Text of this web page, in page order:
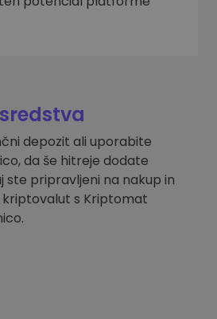
sredstva
depozit ali uporabite
da še hitreje dodate
ste pripravljeni na nakup in
kriptovalut s Kriptomat